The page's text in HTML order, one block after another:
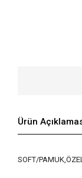
Ürün
SOFT/